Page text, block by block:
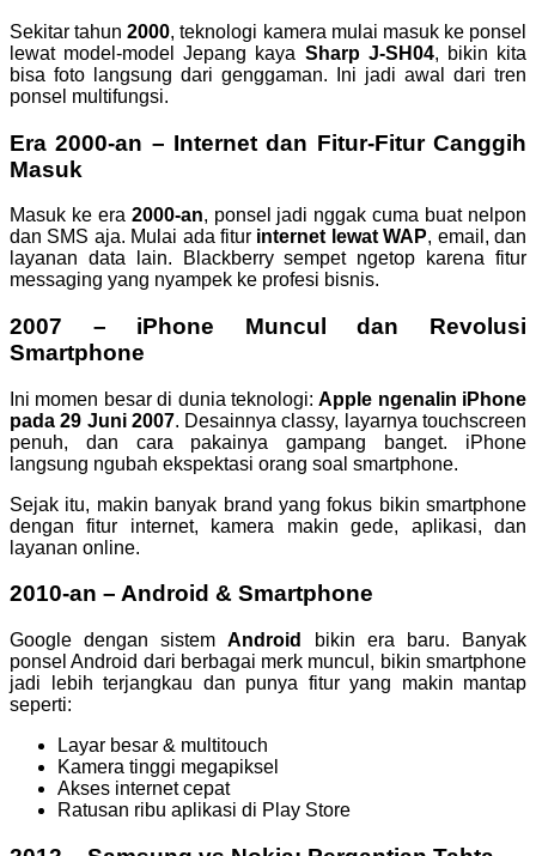
Sekitar tahun2000, teknologi kamera mulai masuk ke ponsel
lewat model-model Jepang kaya Sharp J-SH04, bikin kita
bisa foto langsung dari genggaman. Ini jadi awal dari tren
ponsel multifungsi.
Era 2000-an – Internet dan Fitur-Fitur Canggih
Masuk
Masuk ke era 2000-an, ponsel jadi nggak cuma buat nelpon
dan SMS aja. Mulai ada fitur internet lewat WAP, email, dan
layanan data lain. Blackberry sempet ngetop karena fitur
messaging yang nyampek ke profesi bisnis.
2007 – iPhone Muncul dan Revolusi
Smartphone
Ini momen besar di dunia teknologi:Apple ngenalin iPhone
pada 29 Juni 2007. Desainnya classy, layarnya touchscreen
penuh, dan cara pakainya gampang banget. iPhone
langsung ngubah ekspektasi orang soal smartphone.
Sejak itu, makin banyak brand yang fokus bikin smartphone
dengan fitur internet, kamera makin gede, aplikasi, dan
layanan online.
2010-an – Android & Smartphone
Google dengan sistemAndroid
bikin era baru. Banyak
ponsel Android dari berbagai merk muncul, bikin smartphone
jadi lebih terjangkau dan punya fitur yang makin mantap
seperti:
Layar besar & multitouch
Kamera tinggi megapiksel
Akses internet cepat
Ratusan ribu aplikasi di Play Store